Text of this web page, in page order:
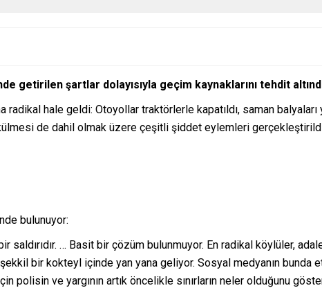
getirilen şartlar dolayısıyla geçim kaynaklarını tehdit
hale geldi: Otoyollar traktörlerle kapatıldı, saman balyaları
de dahil olmak üzere çeşitli şiddet eylemleri
bulunuyor:
saldırıdır. … Basit bir çözüm bulunmuyor. En radikal köylüler,
bir kokteyl içinde yan yana geliyor. Sosyal medyanın bunda
polisin ve yargının artık öncelikle sınırların neler olduğunu